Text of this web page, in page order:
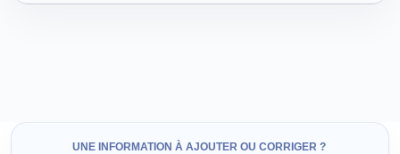
UNE INFORMATION À AJOUTER OU CORRIGER ?